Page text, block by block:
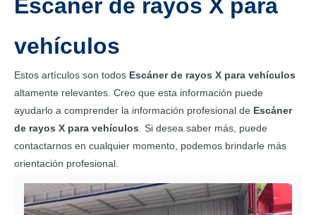
Escáner de rayos X para
vehículos
Estos artículos son todos Escáner de rayos X para vehículos
altamente relevantes. Creo que esta información puede
ayudarlo a comprender la información profesional de Escáner
de rayos X para vehículos . Si desea saber más, puede
contactarnos en cualquier momento, podemos brindarle más
orientación profesional.